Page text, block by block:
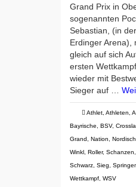
Grand Prix in
sogenannten
Sebastian, (in
Erdinger Arena),
gleich auf sich
ersten
wieder mit
Sieger auf …
Athlet Athleten
Bayrische
BSV,
Grand
Nation Nordisch
Winkl Roller, Schanzen
Schwarz Sieg
Wettkampf WSV